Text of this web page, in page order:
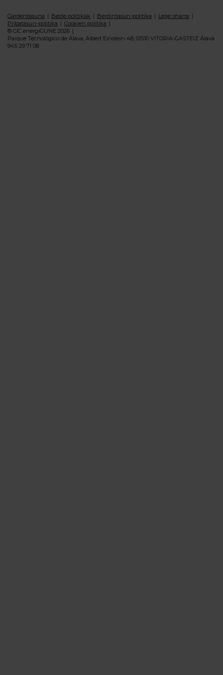
Gardentasuna Beste politikak Berdintasun-politika
Lege oharra
Pribatasun-politika
Cookien politika
© CIC energiGUNE 2026
Parque Tecnológico de Álava, Albert Einstein 48, 01510 VITORIA-GASTEIZ Álava
945 29 71 08